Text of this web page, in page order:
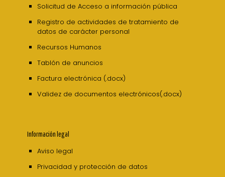
Solicitud de Acceso a información pública
Registro de actividades de tratamiento de
datos de carácter personal
Recursos Humanos
Tablón de anuncios
Factura electrónica (.docx)
Validez de documentos electrónicos(.docx)
Información legal
Aviso legal
Privacidad y protección de datos